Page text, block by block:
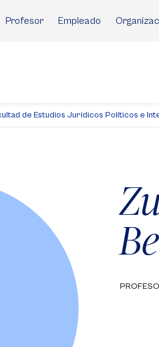
Profesor Empleado
de Estudios Jurídicos Políticos e